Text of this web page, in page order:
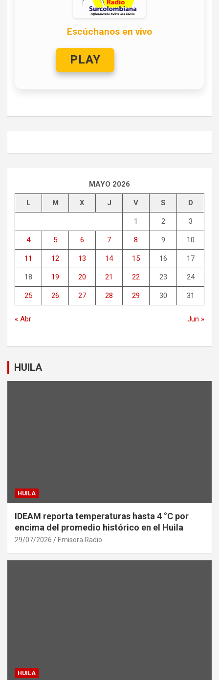
Escúchanos en vivo
PLAY
MAYO 2026
L M X J V S D
1 2 3
4 5 6 7 8 9 10
11 12 13 14 15 16 17
18 19 20 21 22 23 24
25 26 27 28 29 30 31
« Abr Jun »
HUILA
HUILA
IDEAM reporta temperaturas hasta 4 °C por
encima del promedio histórico en el Huila
29/07/2026 Emisora Radio
HUILA